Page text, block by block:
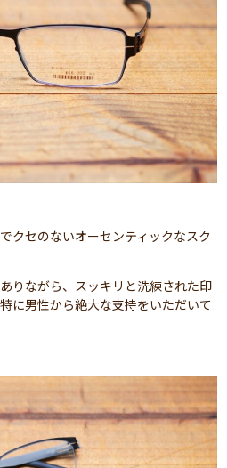
クセのないオーセンティックなスク
りながら、スッキリと洗練された印
に男性から絶大な支持をいただいて